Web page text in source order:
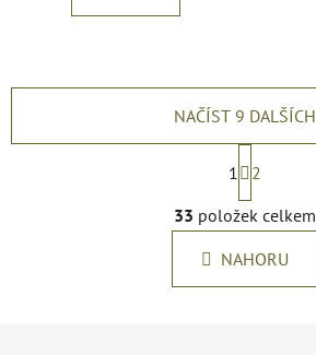
O
v
l
á
d
NAČÍST 9 DALŠÍCH
S
t
r
á
n
k
1
2
33 položek celkem
NAHORU